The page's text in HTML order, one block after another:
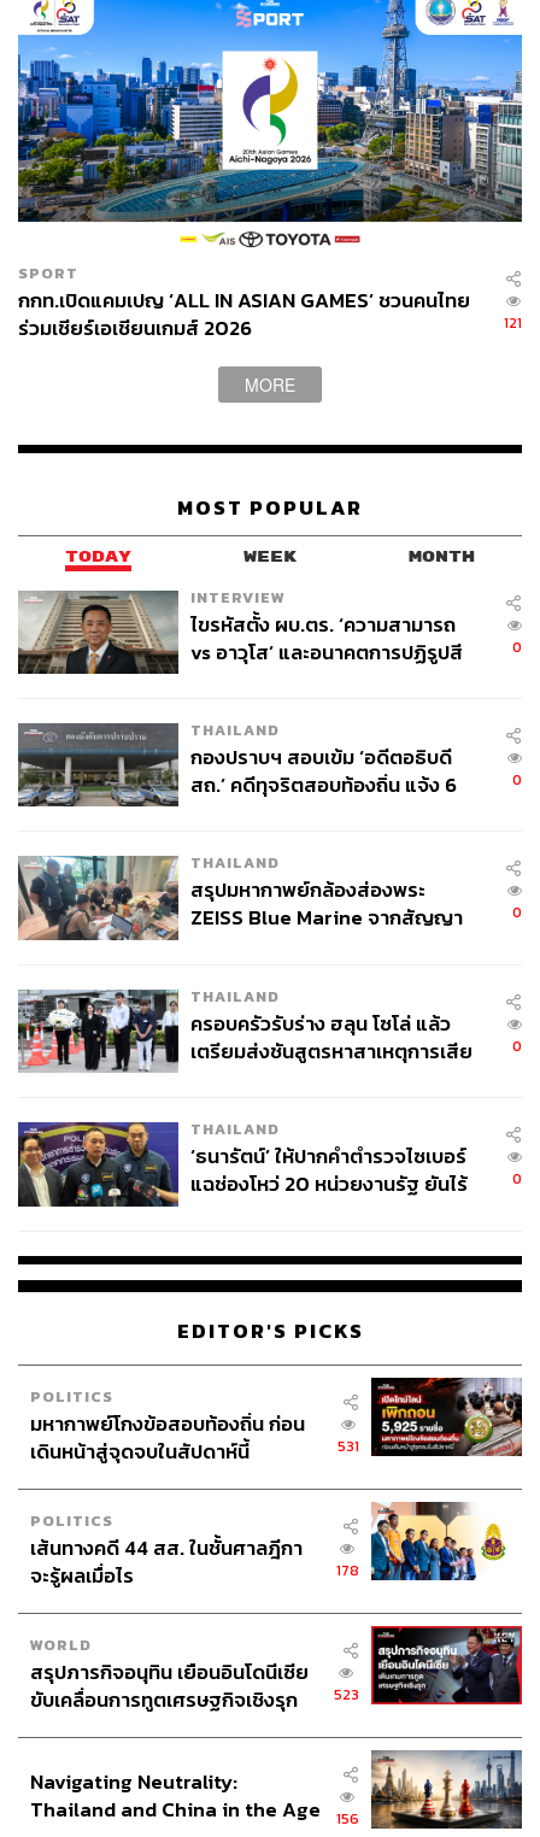
คณะเราตกลงเดินสำรวจคามิโคจิโดยใช้เส้นทางยอดฮิต รวม
ระยะทางทั้งสิ้น 8 กิโลเมตรจากทั้งหมด 15 กิโลเมตร ตลอด
ทางเดินเป็นพื้นที่ราบ เดินง่าย ผู้ที่ไม่มีประสบการณ์สามารถ
เดินได้ภายในเวลา 3-4 ชั่วโมง ระหว่างทางมีไฮไลต์ให้ชม
ความงามเป็นระยะๆ เช่น สระน้ำไทโช บึงน้ำขนาดใหญ่ซึ่ง
1915 หรือสระน้ำทาชิโระ (Tashiro Pond) หนึ่งในจุดชม
ธรรมชาติ ล้อมรอบด้วยพื้นที่ชุ่มน้ำ ใกล้กับทางเดินป่าที่เชื่อม
ต่อระหว่างคัปปาบาชิ (Kappabashi) กับสระน้ำไทโช ต้นไม้ที่
นี่ส่วนใหญ่ลำต้นสูงใหญ่ มีต้นไม้หายากเติบโตอยู่หลายชนิด
ของน้ำในแม่น้ำ สายน้ำตามคูคลองใสมากจนอยากกระโจน
เล่น หากมาช่วงกลางเดือนตุลาคม ต้นไม้ทั้งหุบเขาจะถูกแต่ง
แต้มด้วยสีสันแห่งฤดูกาล เห็นสีเหลืองสีแดงไปทั่ว สวยงาม
การเที่ยวคามิโคจิมีกฎให้ปฏิบัติอยู่ไม่กี่ข้อคือ ห้ามทิ้งขยะ
ห้ามจับสัตว์ทุกชนิด และห้ามออกนอกเส้นทาง ทั้งหมดก็เพื่อ
ความปลอดภัยและคงธรรมชาติไว้ให้นานที่สุดเท่าที่จะทำได้
SPORT
กกท.เปิดแคมเปญ ‘ALL IN ASIAN GAMES’ ชวนคนไทย
ร่วมเชียร์เอเชียนเกมส์ 2026
121
MORE
MOST POPULAR
TODAY WEEK MONTH
INTERVIEW
ไขรหัสตั้ง ผบ.ตร. ‘ความสามารถ
vs อาวุโส’ และอนาคตการปฏิรูปสี
0
THAILAND
กองปราบฯ สอบเข้ม ‘อดีตอธิบดี
สถ.’ คดีทุจริตสอบท้องถิ่น แจ้ง 6
0
THAILAND
สรุปมหากาพย์กล้องส่องพระ
ZEISS Blue Marine จากสัญญา
จ่ายหนี้-แอบระบุแบรนด์
0
THAILAND
ครอบครัวรับร่าง ฮลุน โซโล่ แล้ว
เตรียมส่งชันสูตรหาสาเหตุการเสีย
0
THAILAND
‘ธนารัตน์’ ให้ปากคำตำรวจไซเบอร์
แฉช่องโหว่ 20 หน่วยงานรัฐ ยันไร้
0
EDITOR'S PICKS
POLITICS
มหากาพย์โกงข้อสอบท้องถิ่น ก่อน
เดินหน้าสู่จุดจบในสัปดาห์นี้
531
POLITICS
เส้นทางคดี 44 สส. ในชั้นศาลฎีกา
จะรู้ผลเมื่อไร
178
WORLD
สรุปภารกิจอนุทิน เยือนอินโดนีเซีย
ขับเคลื่อนการทูตเศรษฐกิจเชิงรุก
523
Navigating Neutrality:
Thailand and China in the Age
156